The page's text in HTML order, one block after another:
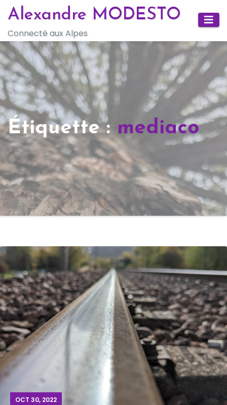
Skip
content
Alexandre MODESTO
Connecté aux Alpes
Étiquette : mediaco
OCT 30, 2022